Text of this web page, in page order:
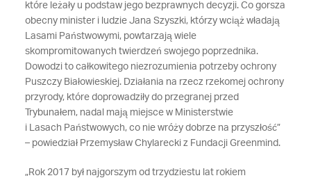
które leżały u podstaw jego bezprawnych decyzji. Co gorsza
obecny minister i ludzie Jana Szyszki, którzy wciąż władają
Lasami Państwowymi, powtarzają wiele
skompromitowanych twierdzeń swojego poprzednika.
Dowodzi to całkowitego niezrozumienia potrzeby ochrony
Puszczy Białowieskiej. Działania na rzecz rzekomej ochrony
przyrody, które doprowadziły do przegranej przed
Trybunałem, nadal mają miejsce w Ministerstwie
i Lasach Państwowych, co nie wróży dobrze na przyszłość”
– powiedział Przemysław Chylarecki z Fundacji Greenmind.
„Rok 2017 był najgorszym od trzydziestu lat rokiem